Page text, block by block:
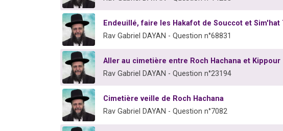
Endeuillé, faire les Hakafot de Souccot et Sim'hat
Rav Gabriel DAYAN - Question n°68831
Aller au cimetière entre Roch Hachana et Kippour
Rav Gabriel DAYAN - Question n°23194
Cimetière veille de Roch Hachana
Rav Gabriel DAYAN - Question n°7082